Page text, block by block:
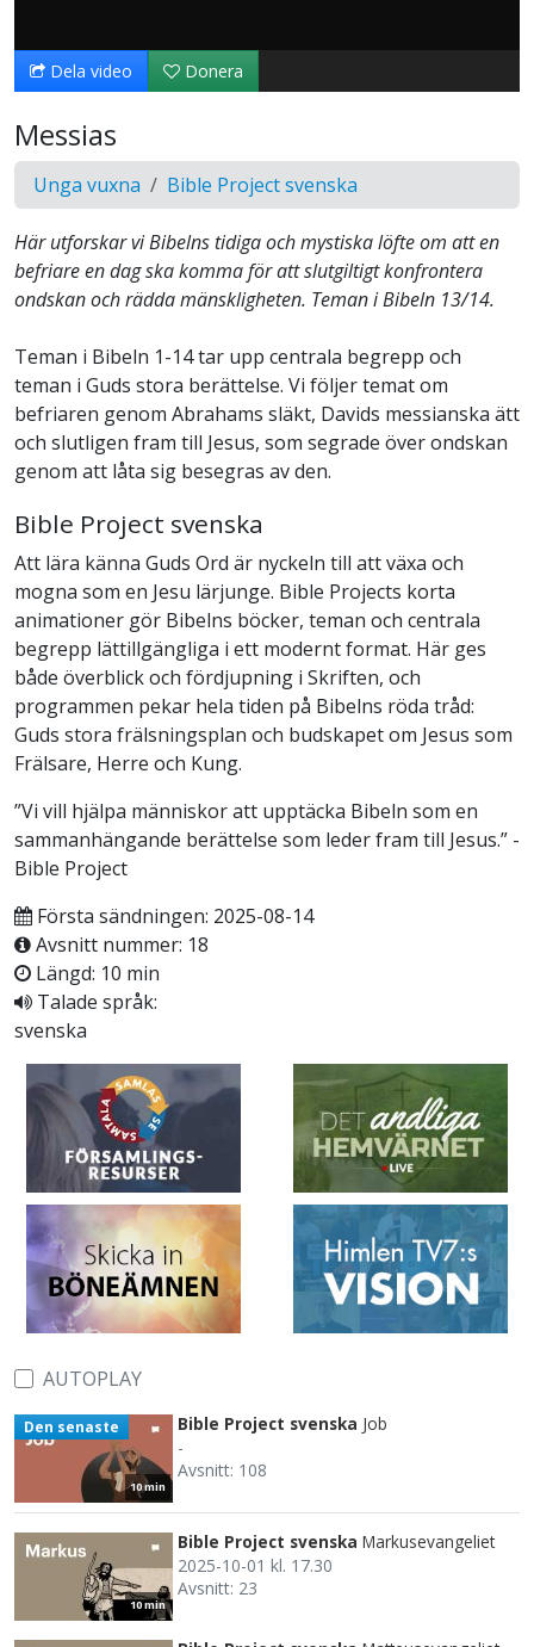
Dela video Donera
Messias
Unga vuxna Bible Project svenska
Här utforskar vi Bibelns tidiga och mystiska löfte om att en
befriare en dag ska komma för att slutgiltigt konfrontera
ondskan och rädda mänskligheten. Teman i Bibeln 13/14.
Teman i Bibeln 1-14 tar upp centrala begrepp och
teman i Guds stora berättelse. Vi följer temat om
befriaren genom Abrahams släkt, Davids messianska ätt
och slutligen fram till Jesus, som segrade över ondskan
genom att låta sig besegras av den.
Bible Project svenska
Att lära känna Guds Ord är nyckeln till att växa och
mogna som en Jesu lärjunge. Bible Projects korta
animationer gör Bibelns böcker, teman och centrala
begrepp lättillgängliga i ett modernt format. Här ges
både överblick och fördjupning i Skriften, och
programmen pekar hela tiden på Bibelns röda tråd:
Guds stora frälsningsplan och budskapet om Jesus som
Frälsare, Herre och Kung.
”Vi vill hjälpa människor att upptäcka Bibeln som en
sammanhängande berättelse som leder fram till Jesus.” -
Bible Project
Första sändningen: 2025-08-14
Avsnitt nummer: 18
Längd: 10 min
Talade språk:
svenska
AUTOPLAY
10 min
Den senaste Bible Project svenska Job
-
Avsnitt: 108
10 min
Bible Project svenska Markusevangeliet
2025-10-01 kl. 17.30
Avsnitt: 23